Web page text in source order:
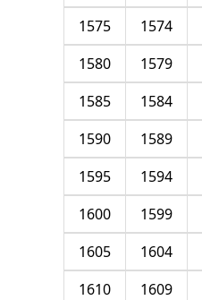
1574
1575
1579
1580
1584
1585
1589
1590
1594
1595
1599
1600
1604
1605
1609
1610